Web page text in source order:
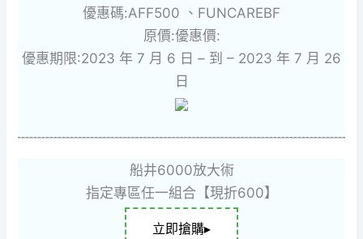
優惠碼:AFF500 、FUNCAREBF
原價:優惠價:
優惠期限:2023 年 7 月 6 日 – 到 – 2023 年 7 月 26
日
船井6000放大術
指定專區任一組合【現折600】
立即搶購▸